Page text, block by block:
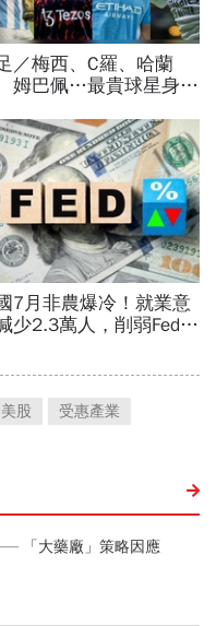
美股 受惠產業
「大藥廠」策略因應